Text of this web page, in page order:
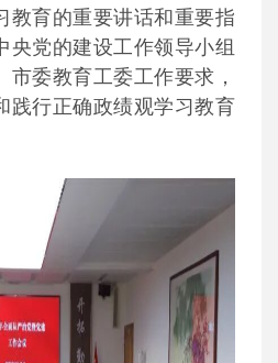
教育的重要讲话和重要指
央党的建设工作领导小组
委教育工委工作要求，
践行正确政绩观学习教育